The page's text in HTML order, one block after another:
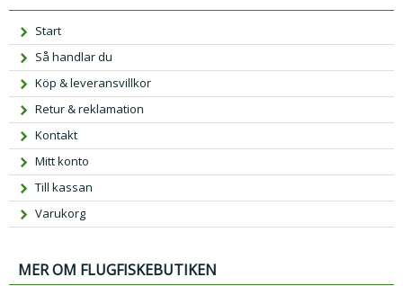
Start
Så handlar du
Köp & leveransvillkor
Retur & reklamation
Kontakt
Mitt konto
Till kassan
Varukorg
MER OM FLUGFISKEBUTIKEN